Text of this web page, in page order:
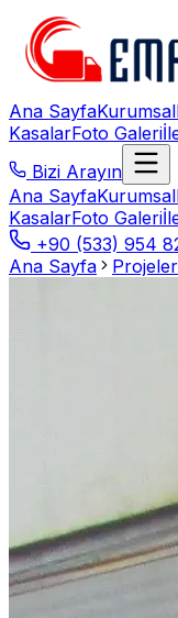
Ana SayfaKurumsal
KasalarFoto Galeri
Bizi Arayın
Ana SayfaKurumsal
KasalarFoto Galeri
+90 (533) 954
Ana Sayfa
Projeler